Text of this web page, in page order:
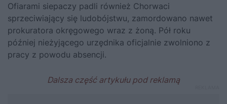
Ofiarami siepaczy padli również Chorwaci
sprzeciwiający się ludobójstwu, zamordowano nawet
prokuratora okręgowego wraz z żoną. Pół roku
później nieżyjącego urzędnika oficjalnie zwolniono z
pracy z powodu absencji.